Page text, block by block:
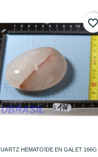
HEMATOÏDE EN GALET 166G
favorite_border